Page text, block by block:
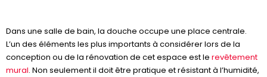
Dans une salle de bain, la douche occupe une place centrale.
L’un des éléments les plus importants à considérer lors de la
conception ou de la rénovation de cet espace est le revêtement
mural. Non seulement il doit être pratique et résistant à l’humidité,